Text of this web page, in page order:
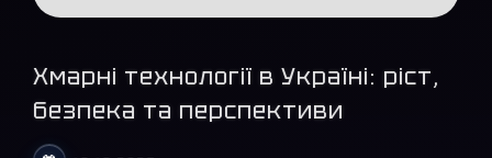
Хмарні технології в Україні: ріст,
безпека та перспективи